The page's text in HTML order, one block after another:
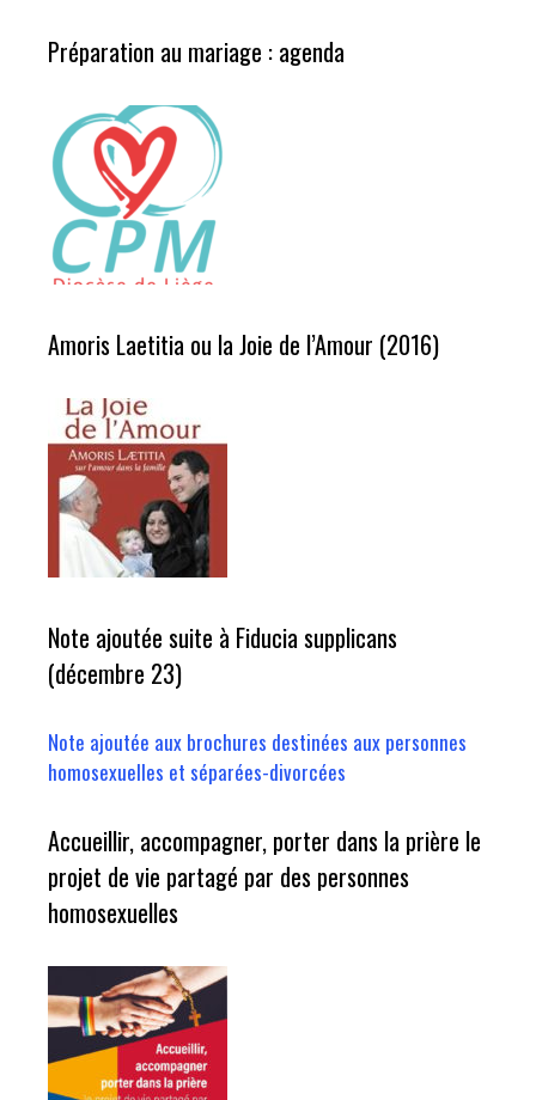
Préparation au mariage : agenda
Amoris Laetitia ou la Joie de l’Amour (2016)
Note ajoutée suite à Fiducia supplicans
(décembre 23)
Note ajoutée aux brochures destinées aux personnes
homosexuelles et séparées-divorcées
Accueillir, accompagner, porter dans la prière le
projet de vie partagé par des personnes
homosexuelles